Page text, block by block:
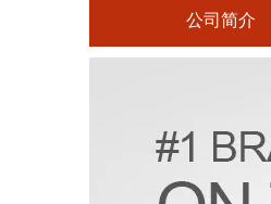
公司简介